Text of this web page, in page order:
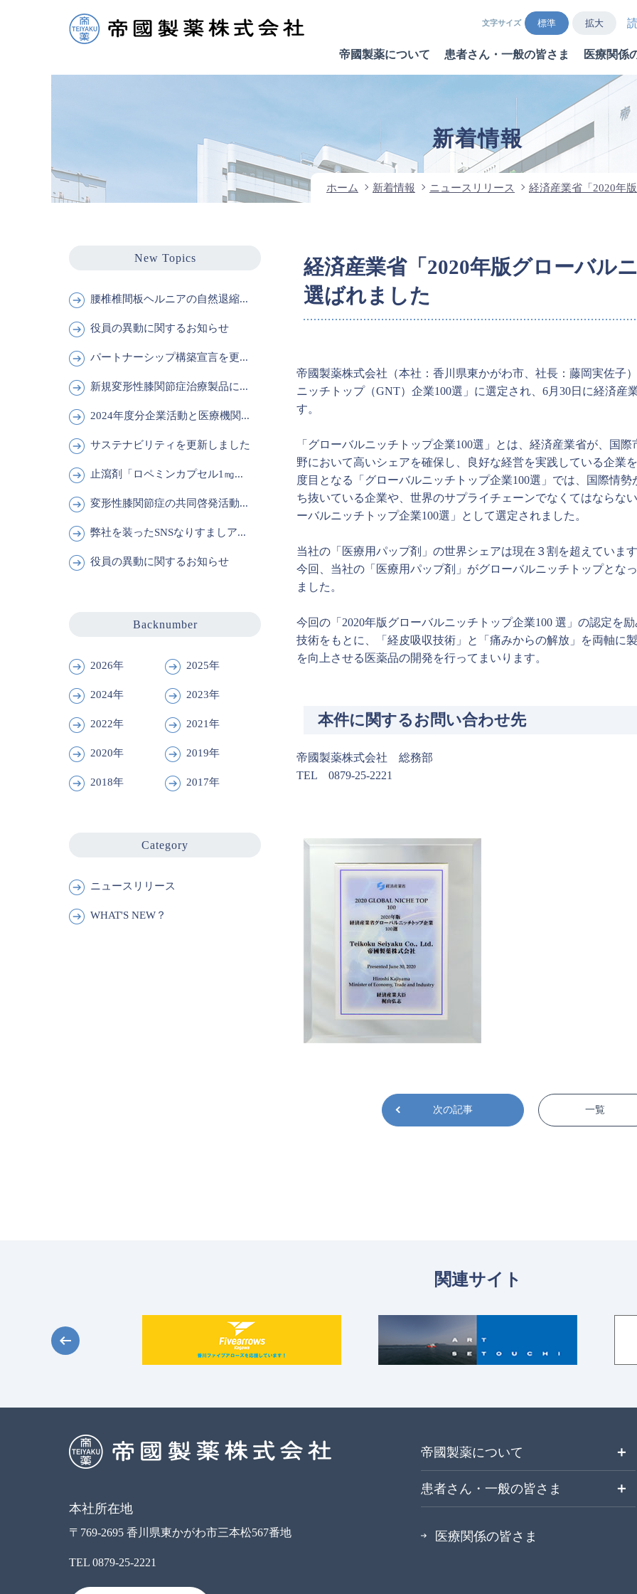
文字サイズ 標準 拡大
帝國製薬について 患者さん・一般の皆さま 医療関係
新着情報
ホーム 新着情報 ニュースリリース 経済産業省「2020年
経済産業省「2020年版グローバル
選ばれました
帝國製薬株式会社（本社：香川県東かがわ市、社長：藤岡実佐子
ニッチトップ（GNT）企業100選」に選定され、6月30日に経済
す。
「グローバルニッチトップ企業100選」とは、経済産業省が、国
野において高いシェアを確保し、良好な経営を実践している企業
度目となる「グローバルニッチトップ企業100選」では、国際情
ち抜いている企業や、世界のサプライチェーンでなくてはならな
ーバルニッチトップ企業100選」として選定されました。
当社の「医療用パップ剤」の世界シェアは現在３割を超えていま
今回、当社の「医療用パップ剤」がグローバルニッチトップとな
ました。
今回の「2020年版グローバルニッチトップ企業100 選」の認定を
技術をもとに、「経皮吸収技術」と「痛みからの解放」を両軸に
を向上させる医薬品の開発を行ってまいります。
本件に関するお問い合わせ先
帝國製薬株式会社 総務部
TEL 0879-25-2221
次の記事 一覧
New Topics
腰椎椎間板ヘルニアの自然退縮...
役員の異動に関するお知らせ
パートナーシップ構築宣言を更...
新規変形性膝関節症治療製品に...
2024年度分企業活動と医療機関...
サステナビリティを更新しました
止瀉剤「ロペミンカプセル1㎎...
変形性膝関節症の共同啓発活動...
弊社を装ったSNSなりすましア...
役員の異動に関するお知らせ
Backnumber
2026年 2025年
2024年 2023年
2022年 2021年
2020年 2019年
2018年 2017年
Category
ニュースリリース
WHAT'S NEW？
関連サイト
本社所在地
〒769-2695 香川県東かがわ市三本松567番地
TEL 0879-25-2221
帝國製薬について ＋
患者さん・一般の皆さま ＋
医療関係の皆さま